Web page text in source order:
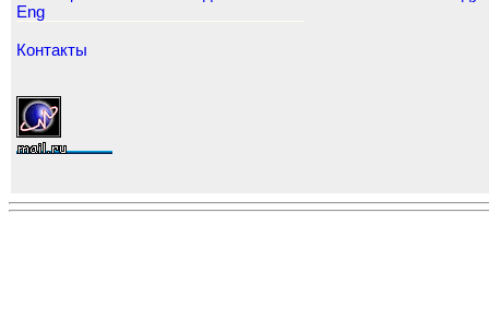
Eng
Контакты